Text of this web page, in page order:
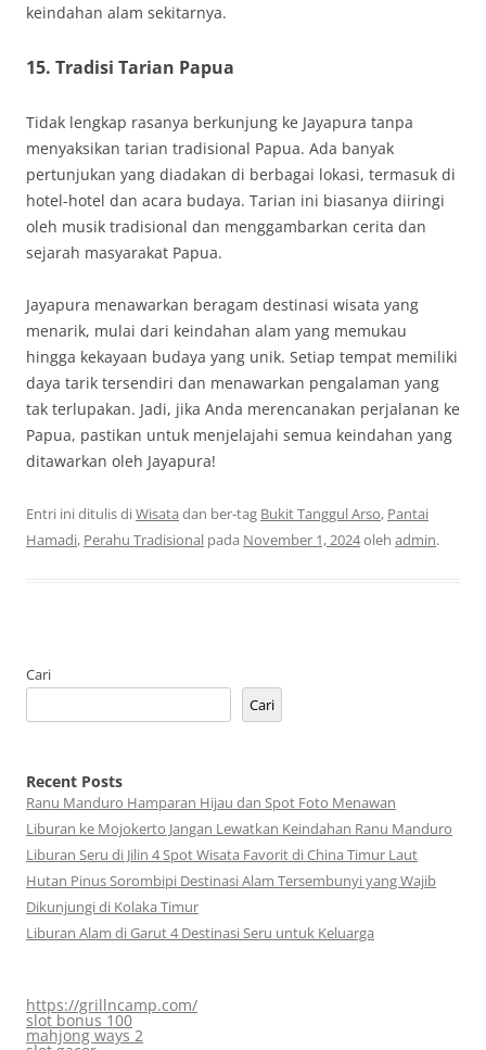
keindahan alam sekitarnya.
15. Tradisi Tarian Papua
Tidak lengkap rasanya berkunjung ke Jayapura tanpa
menyaksikan tarian tradisional Papua. Ada banyak
pertunjukan yang diadakan di berbagai lokasi, termasuk di
hotel-hotel dan acara budaya. Tarian ini biasanya diiringi
oleh musik tradisional dan menggambarkan cerita dan
sejarah masyarakat Papua.
Jayapura menawarkan beragam destinasi wisata yang
menarik, mulai dari keindahan alam yang memukau
hingga kekayaan budaya yang unik. Setiap tempat memiliki
daya tarik tersendiri dan menawarkan pengalaman yang
tak terlupakan. Jadi, jika Anda merencanakan perjalanan ke
Papua, pastikan untuk menjelajahi semua keindahan yang
ditawarkan oleh Jayapura!
Entri ini ditulis diWisata dan ber-tag Bukit Tanggul Arso, Pantai
Hamadi, Perahu Tradisional pada November 1, 2024oleh admin.
Cari
Cari
Recent Posts
Ranu Manduro Hamparan Hijau dan Spot Foto Menawan
Liburan ke Mojokerto Jangan Lewatkan Keindahan Ranu Manduro
Liburan Seru di Jilin 4 Spot Wisata Favorit di China Timur Laut
Hutan Pinus Sorombipi Destinasi Alam Tersembunyi yang Wajib
Dikunjungi di Kolaka Timur
Liburan Alam di Garut 4 Destinasi Seru untuk Keluarga
https://grillncamp.com/
slot bonus 100
mahjong ways 2